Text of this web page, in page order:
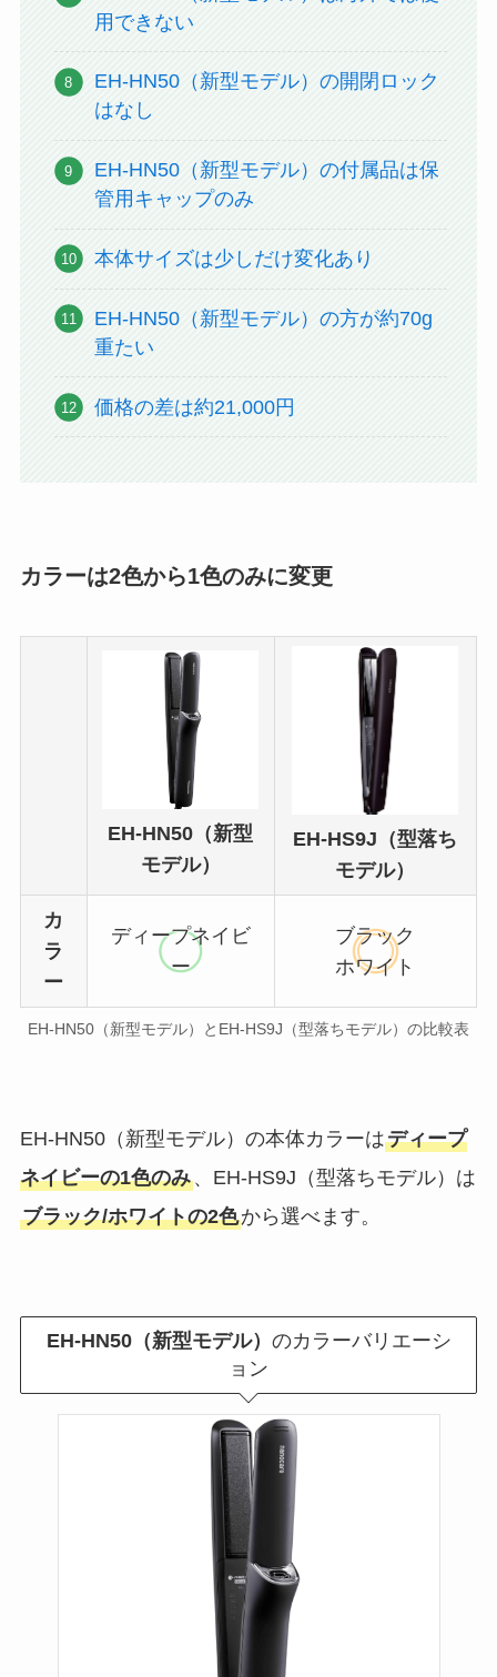
用できない
EH-HN50（新型モデル）の開閉ロック
はなし
EH-HN50（新型モデル）の付属品は保
管用キャップのみ
本体サイズは少しだけ変化あり
EH-HN50（新型モデル）の方が約70g
重たい
価格の差は約21,000円
カラーは2色から1色のみに変更
EH-HN50（新型
モデル）
EH-HS9J（型落ち
モデル）
カ
ラ
ー
ディープネイビ
ー
ブラック
ホワイト
EH-HN50（新型モデル）とEH-HS9J（型落ちモデル）の比較表
EH-HN50（新型モデル）の本体カラーはディープ
ネイビーの1色のみ、EH-HS9J（型落ちモデル）は
ブラック/ホワイトの2色から選べます。
EH-HN50（新型モデル） のカラーバリエーシ
ョン